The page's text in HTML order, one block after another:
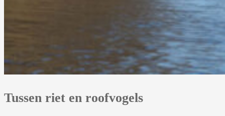
Tussen riet en roofvogels